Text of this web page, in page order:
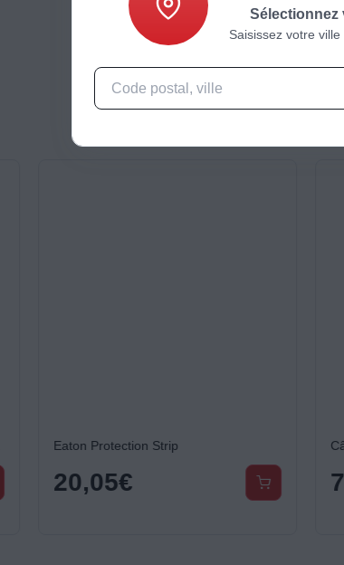
Caractéristiques
Eaton Protection Strip
20,05€
Sélectionnez
Saisissez votre